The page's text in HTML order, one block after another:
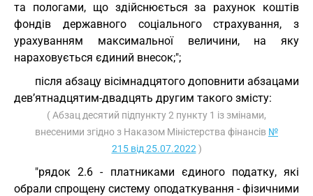
та пологами, що здійснюється за рахунок коштів
фондів державного соціального страхування, з
урахуванням максимальної величини, на яку
нараховується єдиний внесок;";
після абзацу вісімнадцятого доповнити абзацами
дев’ятнадцятим-двадцять другим такого змісту:
( Абзац десятий підпункту 2 пункту 1 із змінами,
внесеними згідно з Наказом Міністерства фінансів №
215 від 25.07.2022 )
"рядок 2.6 - платниками єдиного податку, які
обрали спрощену систему оподаткування - фізичними